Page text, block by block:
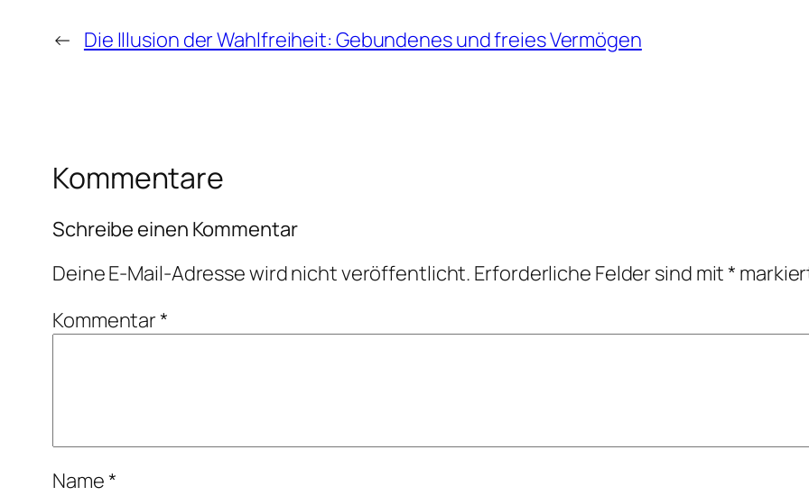
← Die Illusion der Wahlfreiheit: Gebundenes und freies Vermögen
Kommentare
Schreibe einen Kommentar
Deine E-Mail-Adresse wird nicht veröffentlicht. Erforderliche Felder sind mit*
Kommentar*
Name*